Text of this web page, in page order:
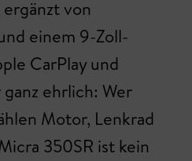
von
einem 9-Zoll-
CarPlay und
ehrlich: Wer
Motor, Lenkrad
350SR ist kein